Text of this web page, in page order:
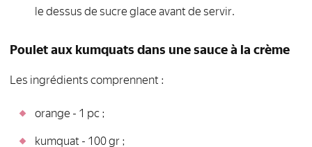
le dessus de sucre glace avant de servir.
Poulet aux kumquats dans une sauce à la crème
Les ingrédients comprennent :
orange - 1 pc ;
kumquat - 100 gr ;